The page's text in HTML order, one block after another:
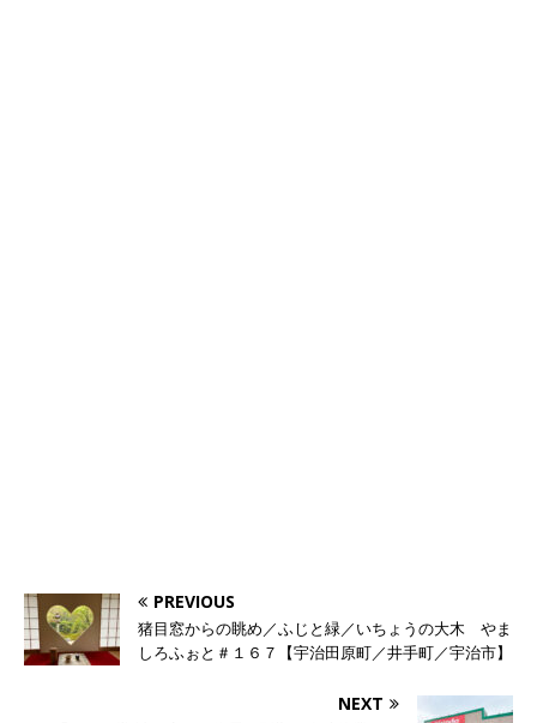
PREVIOUS
猪目窓からの眺め／ふじと緑／いちょうの大木 やま
しろふぉと＃１６７【宇治田原町／井手町／宇治市】
NEXT